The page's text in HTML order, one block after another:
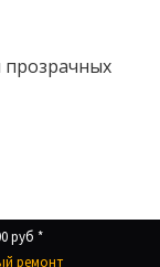
прозрачных
руб *
ремонт